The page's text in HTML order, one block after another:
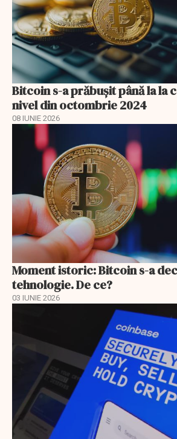
Bitcoin s-a prăbuşit până la la
nivel din octombrie 2024
08 IUNIE 2026
Moment istoric: Bitcoin s-a
tehnologie. De ce?
03 IUNIE 2026